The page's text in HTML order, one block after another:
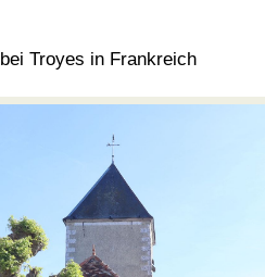
bei Troyes in Frankreich